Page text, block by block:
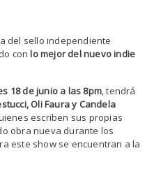
del sello independiente
conlo mejor del nuevo indie
18 de junio a las 8pm, tendrá
Oli Faura y Candela
escriben sus propias
obra nueva durante los
este show se encuentran a la